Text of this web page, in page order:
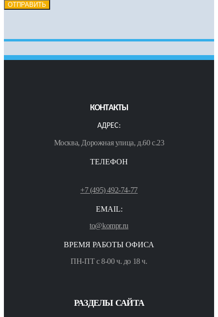
ОТПРАВИТЬ
КОНТАКТЫ
АДРЕС:
Москва, Дорожная улица, д.60 с.23
ТЕЛЕФОН
+7 (495) 492-74-77
EMAIL:
to@kompr.ru
ВРЕМЯ РАБОТЫ ОФИСА
ПН-ПТ с 8-00 ч. до 18 ч.
РАЗДЕЛЫ САЙТА